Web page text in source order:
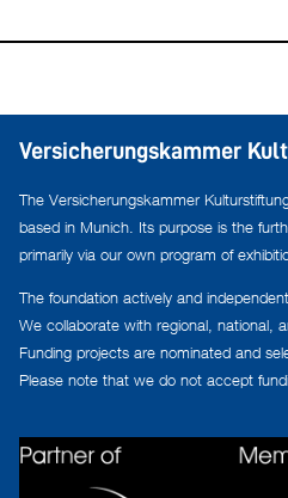
Versicherungskammer
The Versicherungskammer
based in Munich. Its purpose is the
primarily via our own program of
The foundation actively and
We collaborate with regional, national,
Funding projects are nominated and
Please note that we do not accept